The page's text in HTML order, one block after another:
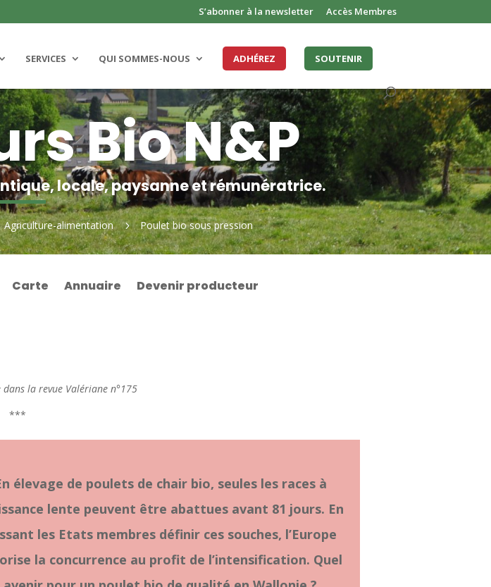
S’abonner à la newsletter Accès Membres
SERVICES QUI SOMMES-NOUS ADHÉREZ SOUTENIR
Bio N&P
locale, paysanne et rémunératrice.
Agriculture-alimentation 5 Poulet bio sous pression
Carte Annuaire Devenir producteur
dans la revue Valériane n°175
***
élevage de poulets de chair bio, seules les races à
lente peuvent être abattues avant 81 jours. En
les Etats membres définir ces souches, l’Europe
la concurrence au profit de l’intensification. Quel